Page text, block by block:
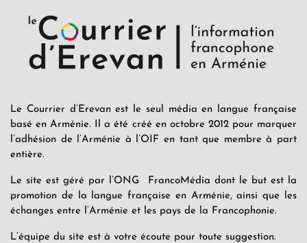
Le Courrier d’Erevan est le seul média en langue française
basé en Arménie. Il a été créé en octobre 2012 pour marquer
l’adhésion de l’Arménie à l’OIF en tant que membre à part
entière.
Le site est géré par l’ONG FrancoMédia dont le but est la
promotion de la langue française en Arménie, ainsi que les
échanges entre l’Arménie et les pays de la Francophonie.
L’équipe du site est à votre écoute pour toute suggestion.